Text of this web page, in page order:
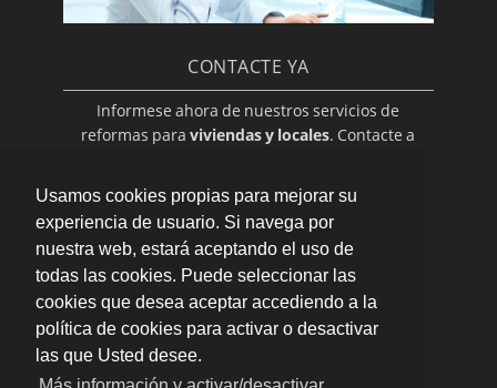
Usamos cookies propias para mejorar su
experiencia de usuario. Si navega por
nuestra web, estará aceptando el uso de
todas las cookies. Puede seleccionar las
cookies que desea aceptar accediendo a la
política de cookies para activar o desactivar
las que Usted desee.
CONTACTE YA
Informese ahora de nuestros servicios de
reformas paraviviendas y locales. Contacte a
llámenos al:
??? ??? ???